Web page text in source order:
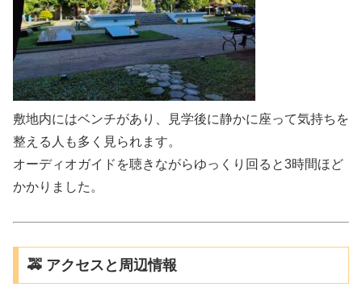
敷地内にはベンチがあり、見学後に静かに座って気持ちを
整える人も多く見られます。
オーディオガイドを聴きながらゆっくり回ると3時間ほど
かかりました。
🚕 アクセスと周辺情報